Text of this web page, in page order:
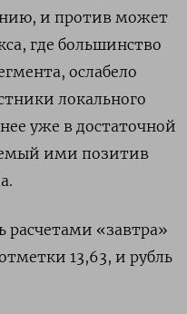
и против может
где большинство
ослабело
локального
уже в достаточной
ими позитив
расчетами «завтра»
13,63, и рубль